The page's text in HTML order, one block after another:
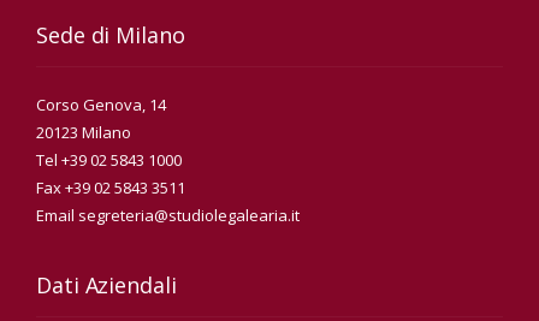
Sede di Milano
Corso Genova, 14
20123 Milano
Tel +39 02 5843 1000
Fax +39 02 5843 3511
Email segreteria@studiolegalearia.it
Dati Aziendali